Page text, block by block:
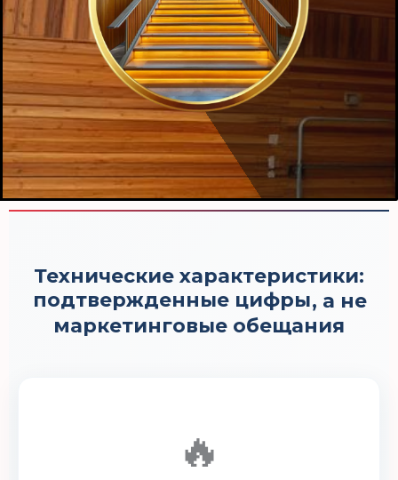
Технические характеристики:
подтвержденные цифры, а не
маркетинговые обещания
🔥